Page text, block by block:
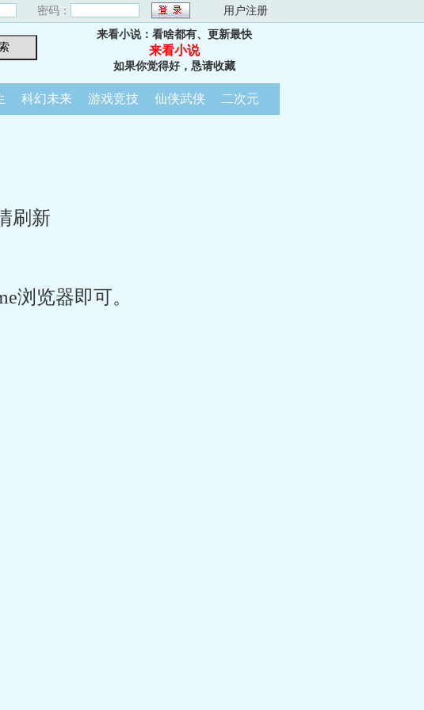
密码： 用户注册
来看小说：看啥都有、更新最快
来看小说
如果你觉得好，恳请收藏
科幻未来 游戏竞技 仙侠武侠 二次元
刷新
浏览器即可。